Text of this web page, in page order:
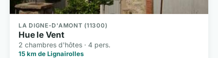
LA DIGNE-D'AMONT (11300)
Hue le Vent
2 chambres d'hôtes · 4 pers.
15 km de Lignairolles